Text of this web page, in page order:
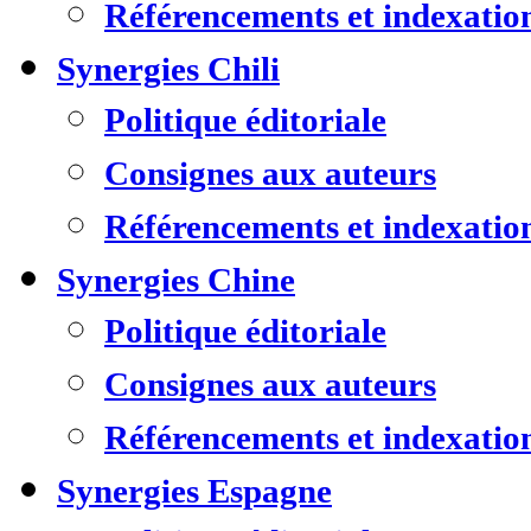
Référencements et
Synergies Chili
Politique éditoriale
Consignes aux auteurs
Référencements et
Synergies Chine
Politique éditoriale
Consignes aux auteurs
Référencements et
Synergies Espagne